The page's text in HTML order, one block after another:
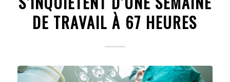
DE TRAVAIL À 67 HEURES